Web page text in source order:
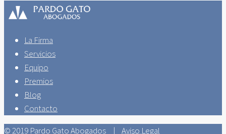
La Firma
Servicios
Equipo
Premios
Blog
Contacto
© 2019 Pardo Gato Abogados | Aviso Legal